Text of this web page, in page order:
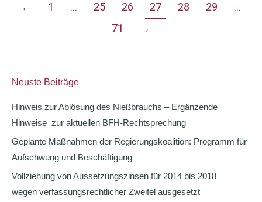
← 1 … 25 26 27 28 29
…
71
→
Neuste Beiträge
Hinweis zur Ablösung des Nießbrauchs – Ergänzende
Hinweise zur aktuellen BFH-Rechtsprechung
Geplante Maßnahmen der Regierungskoalition: Programm für
Aufschwung und Beschäftigung
Vollziehung von Aussetzungszinsen für 2014 bis 2018
wegen verfassungsrechtlicher Zweifel ausgesetzt